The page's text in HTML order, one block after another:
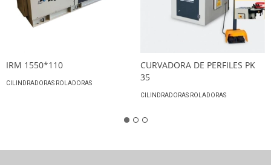
IRM 1550*110
CILINDRADORAS ROLADORAS
CURVADORA DE PERFILES PK
35
CILINDRADORAS ROLADORAS